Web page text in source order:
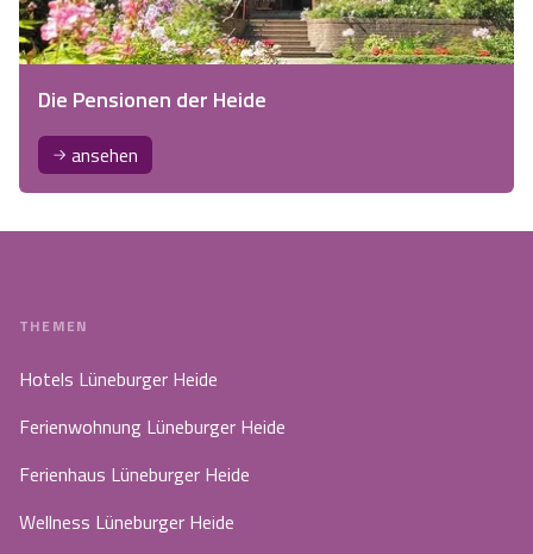
Die Pensionen der Heide
ansehen
THEMEN
Hotels Lüneburger Heide
Ferienwohnung Lüneburger Heide
Ferienhaus Lüneburger Heide
Wellness Lüneburger Heide